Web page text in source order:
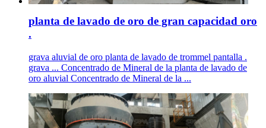
planta de lavado de oro de gran capacidad oro
.
grava aluvial de oro planta de lavado de trommel pantalla .
grava ... Concentrado de Mineral de la planta de lavado de
oro aluvial Concentrado de Mineral de la ...